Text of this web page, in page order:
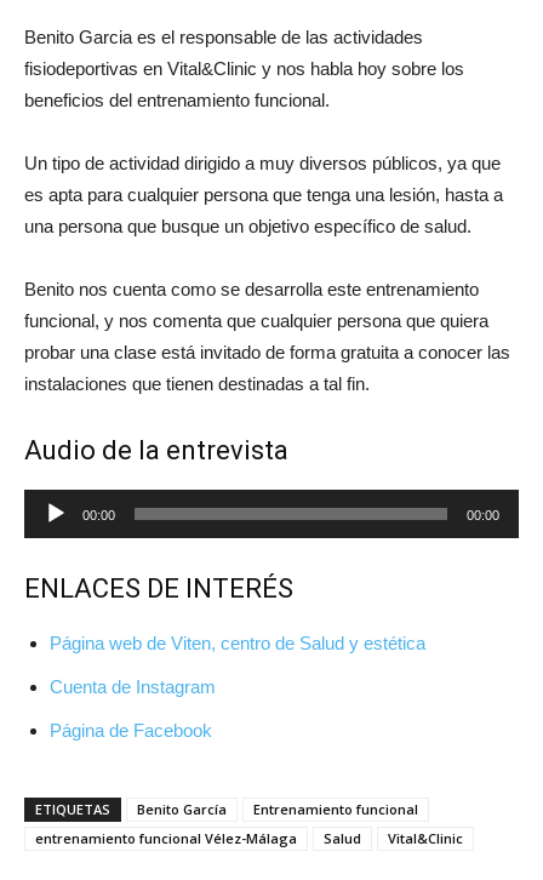
Benito Garcia es el responsable de las actividades
fisiodeportivas en Vital&Clinic y nos habla hoy sobre los
beneficios del entrenamiento funcional.
Un tipo de actividad dirigido a muy diversos públicos, ya que
es apta para cualquier persona que tenga una lesión, hasta a
una persona que busque un objetivo específico de salud.
Benito nos cuenta como se desarrolla este entrenamiento
funcional, y nos comenta que cualquier persona que quiera
probar una clase está invitado de forma gratuita a conocer las
instalaciones que tienen destinadas a tal fin.
Audio de la entrevista
Reproductor
de
00:00 00:00
ENLACES DE INTERÉS
Página web de Viten, centro de Salud y estética
Cuenta de Instagram
Página de Facebook
ETIQUETAS Benito García
Entrenamiento funcional
entrenamiento funcional Vélez-Málaga
Salud Vital&Clinic